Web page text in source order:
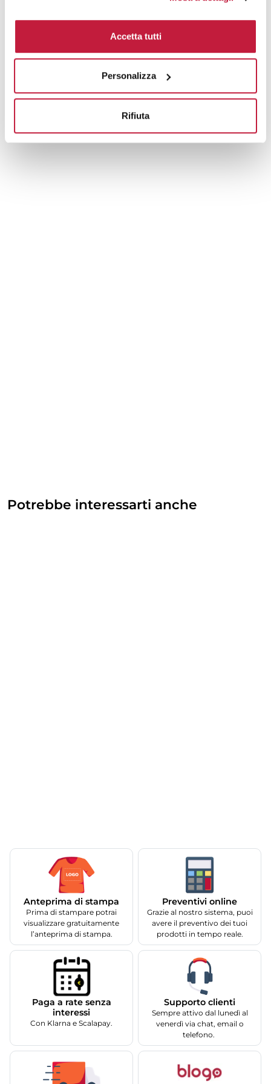
Accetta tutti
Personalizza
Rifiuta
Domande e risposte
Prodotti alternativi
Potrebbe interessarti anche
Anteprima di stampa
Prima di stampare potrai
visualizzare gratuitamente
l’anteprima di stampa.
Preventivi online
Grazie al nostro sistema, puoi
avere il preventivo dei tuoi
prodotti in tempo reale.
Paga a rate senza
interessi
Con Klarna e Scalapay.
Supporto clienti
Sempre attivo dal lunedì al
venerdì via chat, email o
telefono.